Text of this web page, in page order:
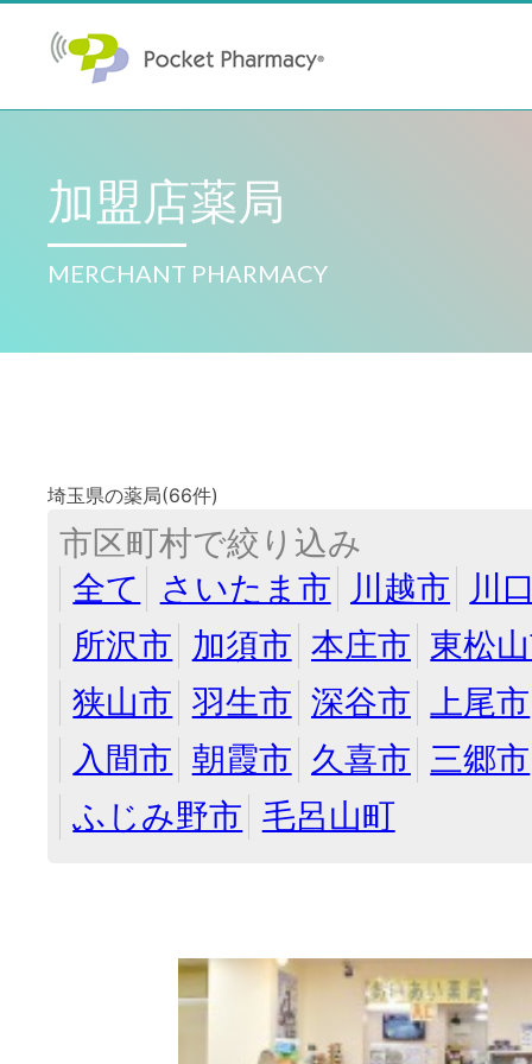
加盟店薬局
MERCHANT PHARMACY
埼玉県の薬局(66件)
市区町村で絞り込み
全て
さいたま市 川越市
川
所沢市 加須市 本庄市 東松
狭山市 羽生市 深谷市 上尾市
入間市 朝霞市 久喜市 三郷市
ふじみ野市 毛呂山町